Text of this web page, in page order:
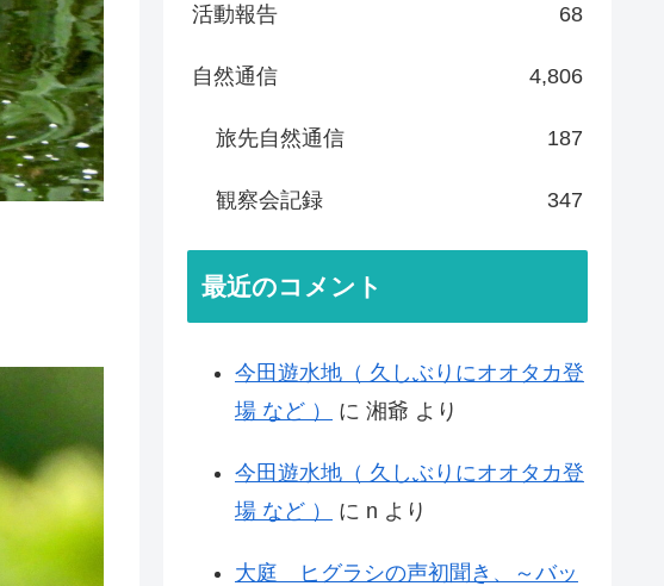
活動報告 68
自然通信 4,806
旅先自然通信 187
観察会記録 347
最近のコメント
今田遊水地（ 久しぶりにオオタカ登
場 など ）
に 湘爺 より
今田遊水地（ 久しぶりにオオタカ登
場 など ）
に n より
大庭 ヒグラシの声初聞き、～バッ